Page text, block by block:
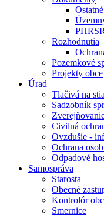
PHRSR
Rozhodnutia
Pozemkové
Projekty obce
Úrad
Tlačivá na
Sadzobník
Civilná
Ovzdušie -
Ochrana
Odpadové
Samospráva
Starosta
Obecné
Kontrolór
Smernice